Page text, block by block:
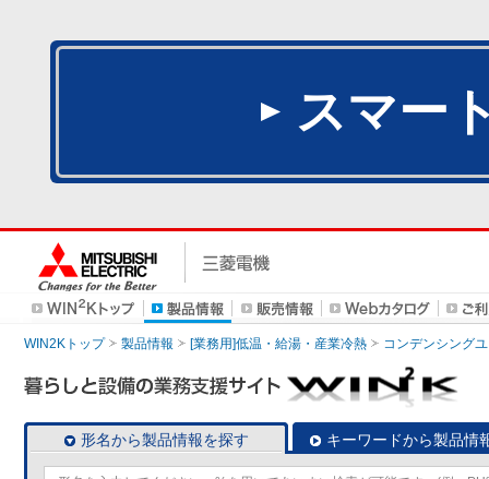
スマー
WIN2Kトップ 製品情報 [業務用]低温・給湯・産業冷熱 コンデンシング
形名から製品情報を探す キーワードから製品情